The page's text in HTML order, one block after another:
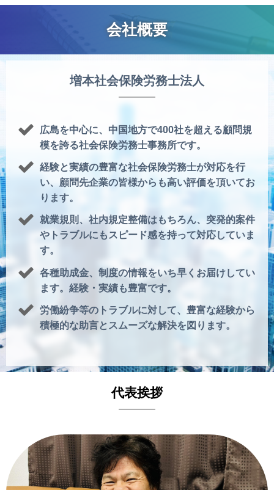
会社概要
増本社会保険労務士法人
広島を中心に、中国地方で400社を超える顧問規
模を誇る社会保険労務士事務所です。
経験と実績の豊富な社会保険労務士が対応を行
い、顧問先企業の皆様からも高い評価を頂いてお
ります。
就業規則、社内規定整備はもちろん、突発的案件
やトラブルにもスピード感を持って対応していま
す。
各種助成金、制度の情報をいち早くお届けしてい
ます。経験・実績も豊富です。
労働紛争等のトラブルに対して、豊富な経験から
積極的な助言とスムーズな解決を図ります。
代表挨拶